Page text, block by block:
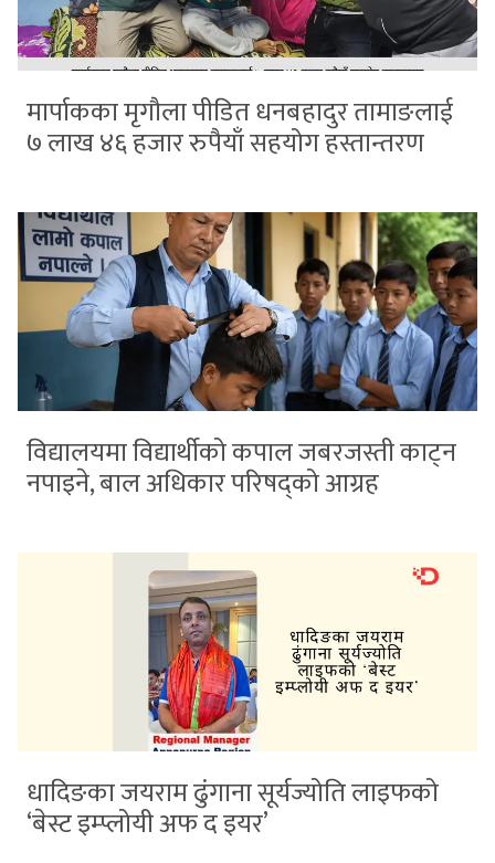
मार्पाकका मृगौला पीडित धनबहादुर तामाङलाई
७ लाख ४६ हजार रुपैयाँ सहयोग हस्तान्तरण
विद्यालयमा विद्यार्थीको कपाल जबरजस्ती काट्न
नपाइने, बाल अधिकार परिषद्को आग्रह
धादिङका जयराम ढुंगाना सूर्यज्योति लाइफको
‘बेस्ट इम्प्लोयी अफ द इयर’